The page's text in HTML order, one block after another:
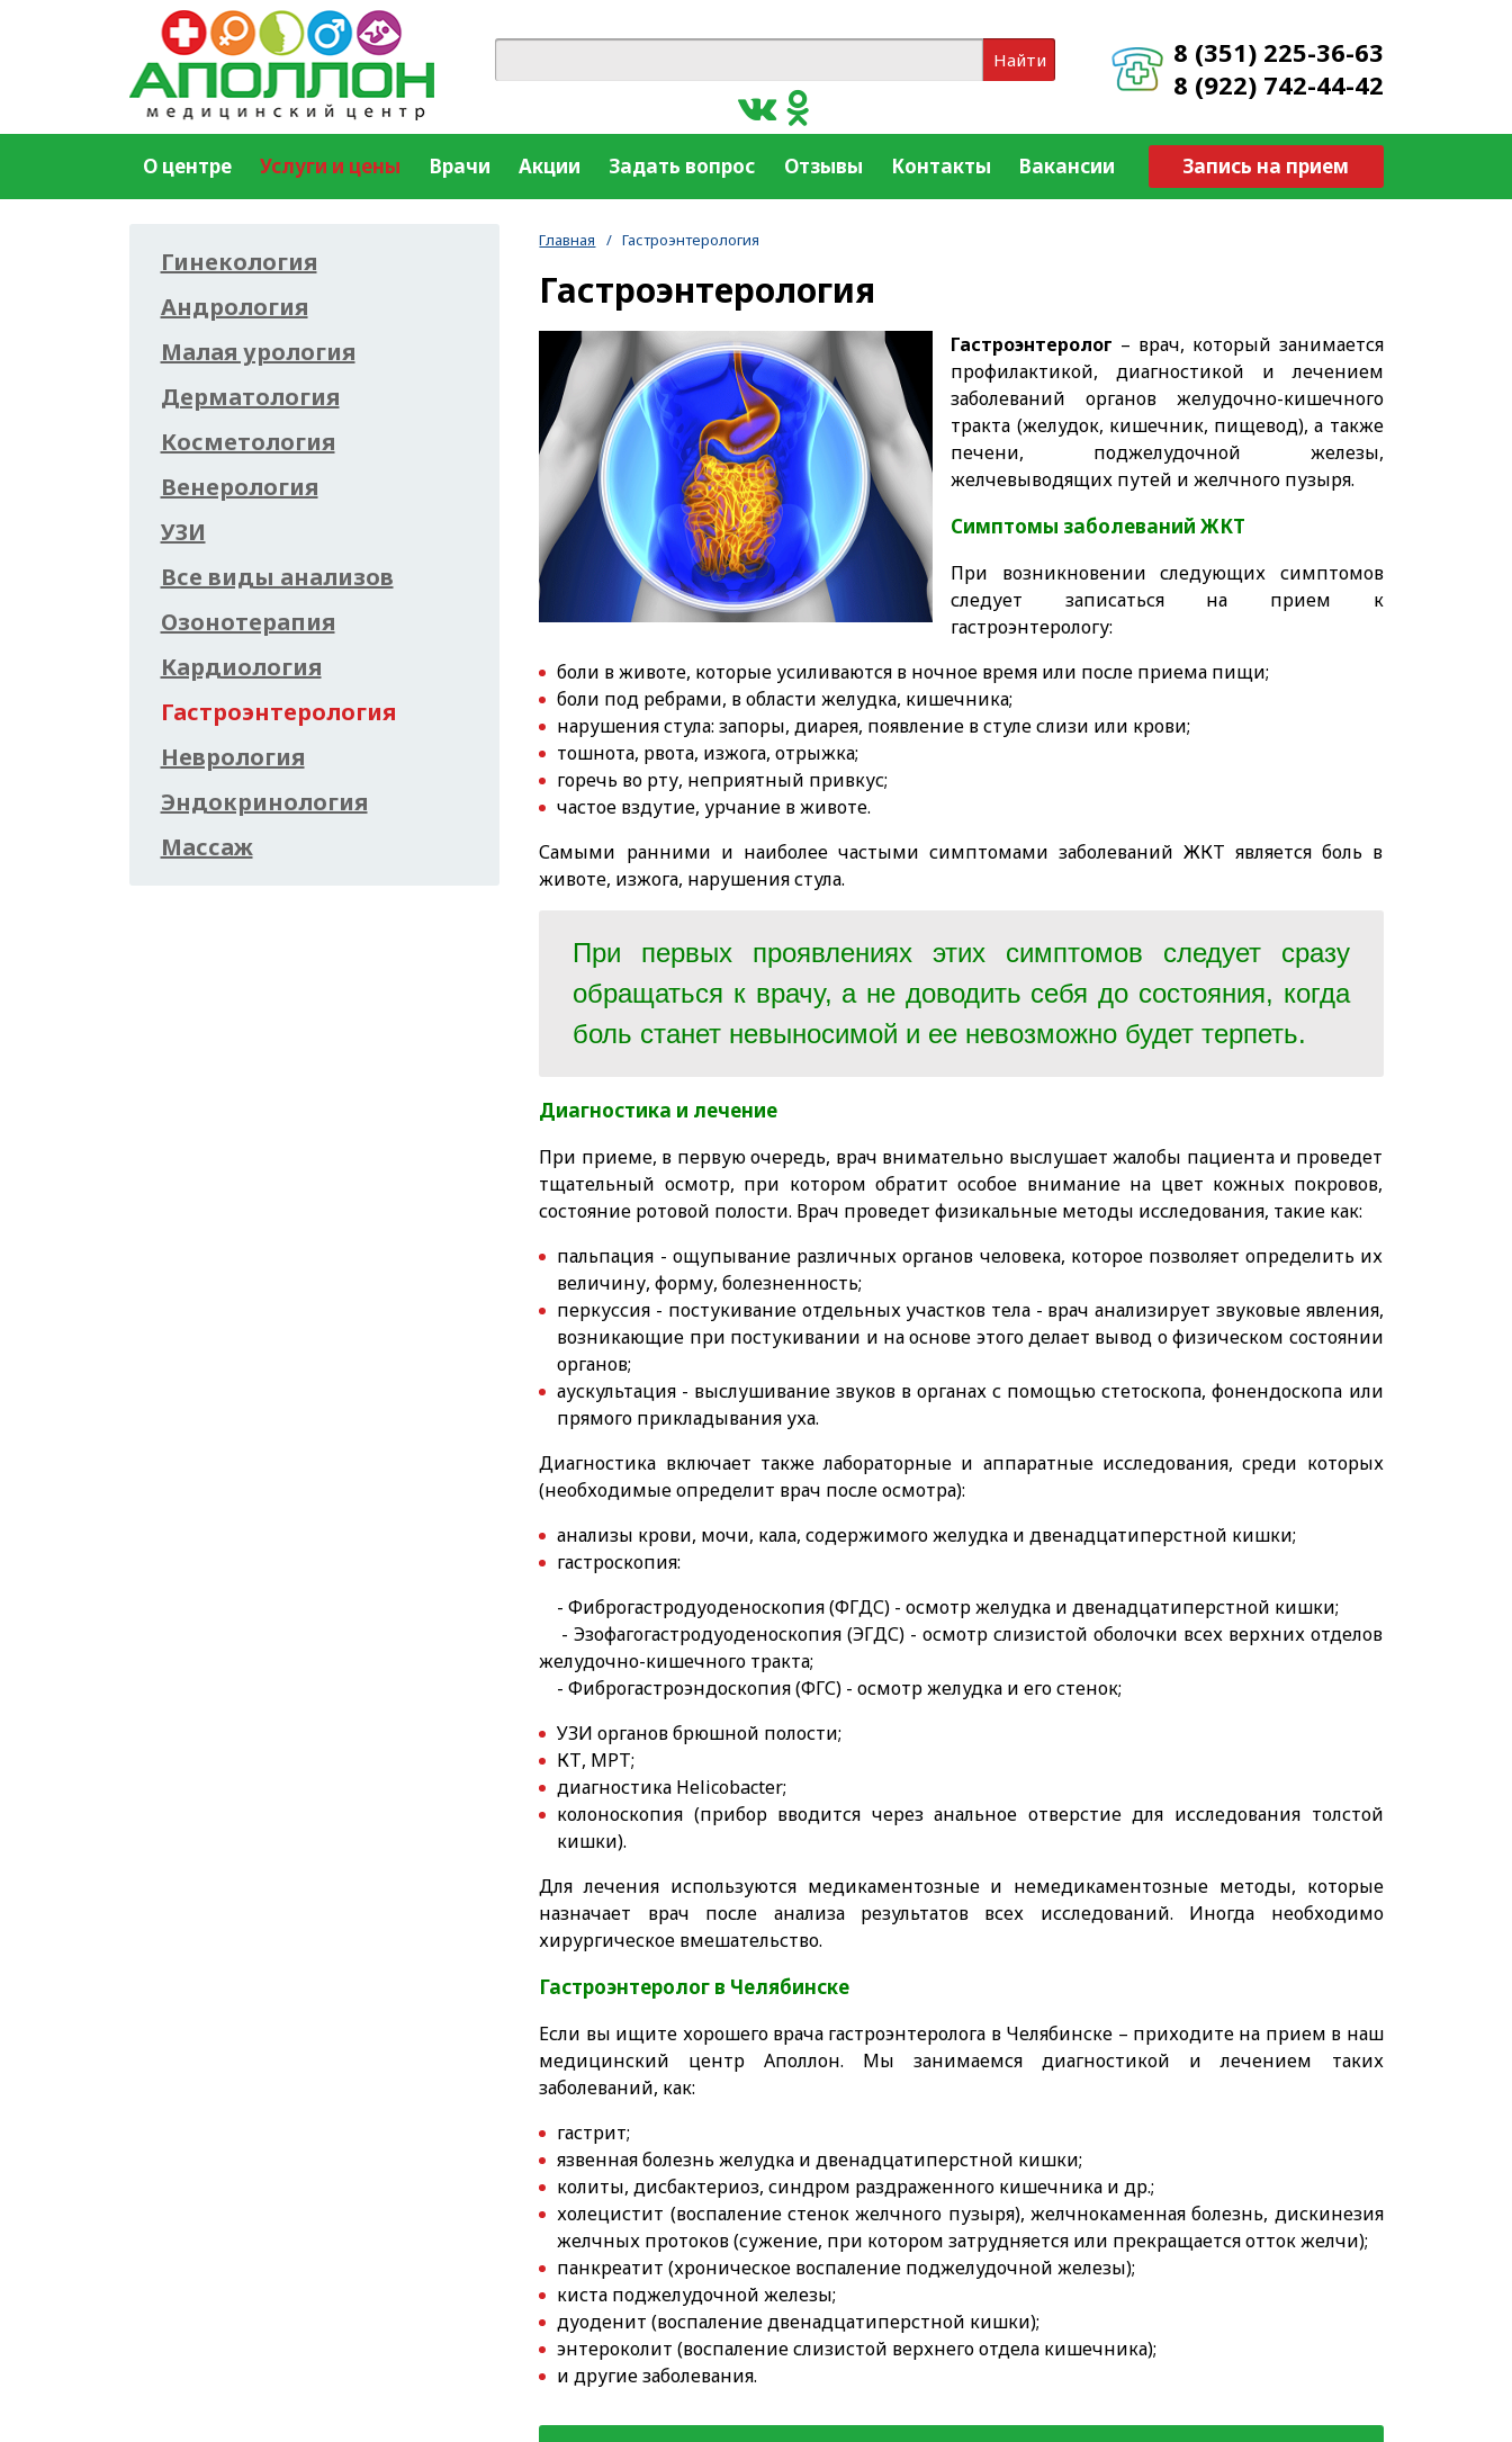
8 (351) 225-36-63
8 (922) 742-44-42
Найти
Запись на прием
О центре Услуги и цены Врачи Акции Задать вопрос Отзывы Контакты Вакансии
Главная / Гастроэнтерология
Гастроэнтерология
Гастроэнтеролог – врач, который занимается
профилактикой, диагностикой и лечением
заболеваний органов желудочно-кишечного
тракта (желудок, кишечник, пищевод), а также
печени, поджелудочной железы,
желчевыводящих путей и желчного пузыря.
Симптомы заболеваний ЖКТ
При возникновении следующих симптомов
следует записаться на прием к
гастроэнтерологу:
боли в животе, которые усиливаются в ночное время или после приема пищи;
боли под ребрами, в области желудка, кишечника;
нарушения стула: запоры, диарея, появление в стуле слизи или крови;
тошнота, рвота, изжога, отрыжка;
горечь во рту, неприятный привкус;
частое вздутие, урчание в животе.
Самыми ранними и наиболее частыми симптомами заболеваний ЖКТ является боль в
животе, изжога, нарушения стула.
При первых проявлениях этих симптомов следует сразу
обращаться к врачу, а не доводить себя до состояния, когда
боль станет невыносимой и ее невозможно будет терпеть.
Диагностика и лечение
При приеме, в первую очередь, врач внимательно выслушает жалобы пациента и проведет
тщательный осмотр, при котором обратит особое внимание на цвет кожных покровов,
состояние ротовой полости. Врач проведет физикальные методы исследования, такие как:
пальпация - ощупывание различных органов человека, которое позволяет определить их
величину, форму, болезненность;
перкуссия - постукивание отдельных участков тела - врач анализирует звуковые явления,
возникающие при постукивании и на основе этого делает вывод о физическом состоянии
органов;
аускультация - выслушивание звуков в органах с помощью стетоскопа, фонендоскопа или
прямого прикладывания уха.
Диагностика включает также лабораторные и аппаратные исследования, среди которых
(необходимые определит врач после осмотра):
анализы крови, мочи, кала, содержимого желудка и двенадцатиперстной кишки;
гастроскопия:
- Фиброгастродуоденоскопия (ФГДС) - осмотр желудка и двенадцатиперстной кишки;
- Эзофагогастродуоденоскопия (ЭГДС) - осмотр слизистой оболочки всех верхних отделов
желудочно-кишечного тракта;
- Фиброгастроэндоскопия (ФГС) - осмотр желудка и его стенок;
УЗИ органов брюшной полости;
КТ, МРТ;
диагностика Helicobacter;
колоноскопия (прибор вводится через анальное отверстие для исследования толстой
кишки).
Для лечения используются медикаментозные и немедикаментозные методы, которые
назначает врач после анализа результатов всех исследований. Иногда необходимо
хирургическое вмешательство.
Гастроэнтеролог в Челябинске
Если вы ищите хорошего врача гастроэнтеролога в Челябинске – приходите на прием в наш
медицинский центр Аполлон. Мы занимаемся диагностикой и лечением таких
заболеваний, как:
гастрит;
язвенная болезнь желудка и двенадцатиперстной кишки;
колиты, дисбактериоз, синдром раздраженного кишечника и др.;
холецистит (воспаление стенок желчного пузыря), желчнокаменная болезнь, дискинезия
желчных протоков (сужение, при котором затрудняется или прекращается отток желчи);
панкреатит (хроническое воспаление поджелудочной железы);
киста поджелудочной железы;
дуоденит (воспаление двенадцатиперстной кишки);
энтероколит (воспаление слизистой верхнего отдела кишечника);
и другие заболевания.
Гинекология
Андрология
Малая урология
Дерматология
Косметология
Венерология
УЗИ
Все виды анализов
Озонотерапия
Кардиология
Гастроэнтерология
Неврология
Эндокринология
Массаж